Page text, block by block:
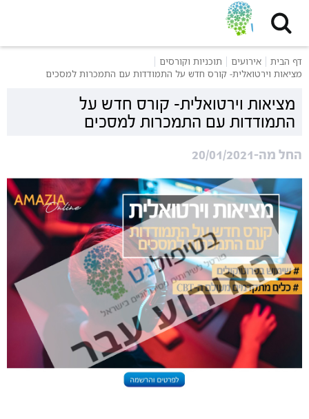
דף הבית אירועים
תוכניות וקורסים
מציאות וירטואלית- קורס חדש על התמודדות עם התמכרות למסכים
מציאות וירטואלית- קורס חדש על
התמודדות עם התמכרות למסכים
החל מה-20/01/2021